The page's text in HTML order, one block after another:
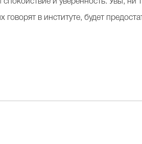
и уверенность. Увы, ни
в институте, будет